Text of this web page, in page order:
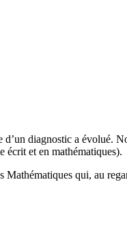
diagnostic a évolué.
écrit et en mathématiques).
Mathématiques qui, au